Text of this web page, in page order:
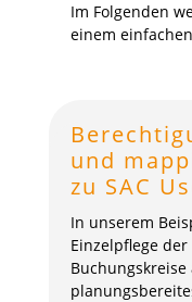
Im Folgenden
einem
und
zu SAC
In unserem
Einzelpflege